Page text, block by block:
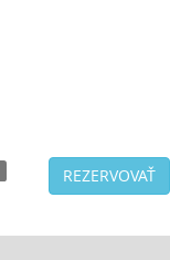
REZERVOVAŤ